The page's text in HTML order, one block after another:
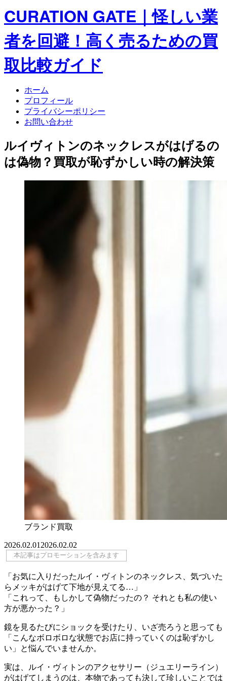
CURATION GATE｜怪しい業
者を回避！高く売るための買
取比較ガイド
ホーム
プロフィール
プライバシーポリシー
お問い合わせ
ルイヴィトンのネックレスがはげるの
は偽物？買取が恥ずかしい時の解決策
ブランド買取
2026.02.01 2026.02.02
本記事はプロモーションを含みます
「お気に入りだったルイ・ヴィトンのネックレス、気づいた
らメッキがはげて下地が見えてる…」
「これって、もしかして偽物だったの？ それとも私の使い
方が悪かった？」
鏡を見るたびにショックを受けたり、いざ売ろうと思っても
「こんなボロボロな状態でお店に持っていくのは恥ずかし
い」と悩んでいませんか。
実は、ルイ・ヴィトンのアクセサリー（ジュエリーライン）
がはげてしまうのは、本物であっても決して珍しいことでは